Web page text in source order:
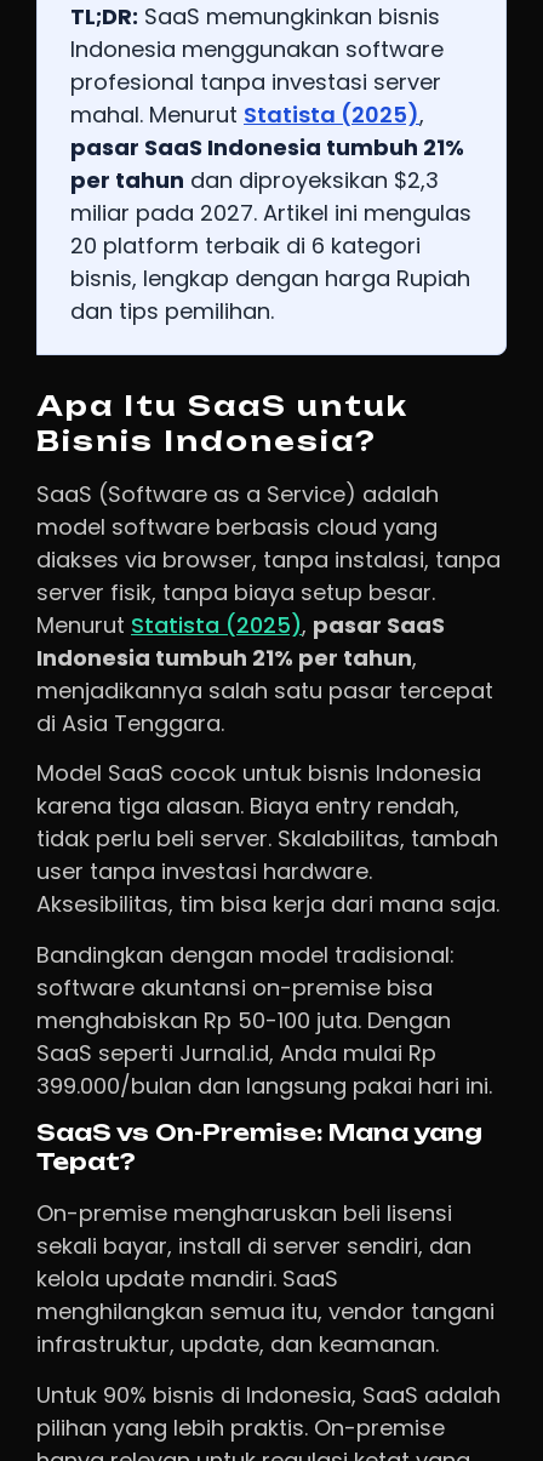
TL;DR: SaaS memungkinkan bisnis
Indonesia menggunakan software
profesional tanpa investasi server
mahal. Menurut Statista (2025),
pasar SaaS Indonesia tumbuh 21%
per tahun dan diproyeksikan $2,3
miliar pada 2027. Artikel ini mengulas
20 platform terbaik di 6 kategori
bisnis, lengkap dengan harga Rupiah
dan tips pemilihan.
Apa Itu SaaS untuk
Bisnis Indonesia?
SaaS (Software as a Service) adalah
model software berbasis cloud yang
diakses via browser, tanpa instalasi, tanpa
server fisik, tanpa biaya setup besar.
Menurut Statista (2025), pasar SaaS
Indonesia tumbuh 21% per tahun,
menjadikannya salah satu pasar tercepat
di Asia Tenggara.
Model SaaS cocok untuk bisnis Indonesia
karena tiga alasan. Biaya entry rendah,
tidak perlu beli server. Skalabilitas, tambah
user tanpa investasi hardware.
Aksesibilitas, tim bisa kerja dari mana saja.
Bandingkan dengan model tradisional:
software akuntansi on-premise bisa
menghabiskan Rp 50-100 juta. Dengan
SaaS seperti Jurnal.id, Anda mulai Rp
399.000/bulan dan langsung pakai hari ini.
SaaS vs On-Premise: Mana yang
Tepat?
On-premise mengharuskan beli lisensi
sekali bayar, install di server sendiri, dan
kelola update mandiri. SaaS
menghilangkan semua itu, vendor tangani
infrastruktur, update, dan keamanan.
Untuk 90% bisnis di Indonesia, SaaS adalah
pilihan yang lebih praktis. On-premise